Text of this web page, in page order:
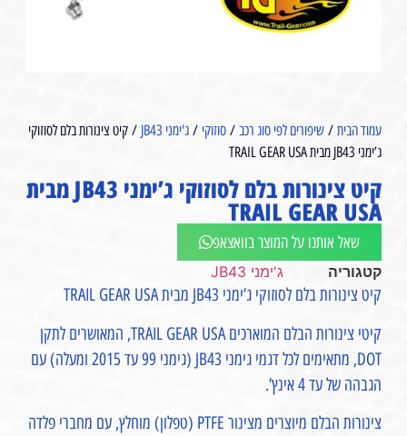
עמוד הבית/ שיפורים לפי סוג רכב/ סוזוקי / ג'ימני JB43
/ קיט צינורות בלם לסוזוקי
ג’ימני JB43 מבית TRAIL GEAR USA⁩
קיט צינורות בלם לסוזוקי ג’ימני JB43 מבית
TRAIL GEAR USA⁩
שאל אותנו על המוצר בוואצאפ
קטגוריה ג'ימני JB43
קיט צינורות בלם לסוזוקי ג’ימני JB43 מבית TRAIL GEAR USA
קיטי צינורות הבלם המוארכים TRAIL GEAR USA, המאושרים לתקן
DOT, מתאימים לכל דגמי גימני JB43 (גימני 99 עד 2015 ומעלה) עם
הגבהה של עד 4 אינץ’.
צינורות הבלם מיוצרים מצינור PTFE (טפלון) מוחלץ, עם מחברי פלדה